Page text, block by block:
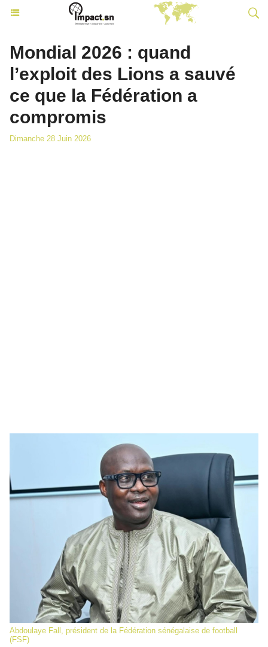
Mondial 2026 : quand
l’exploit des Lions a sauvé
ce que la Fédération a
compromis
Dimanche 28 Juin 2026
Abdoulaye Fall, président de la Fédération sénégalaise de football
(FSF)